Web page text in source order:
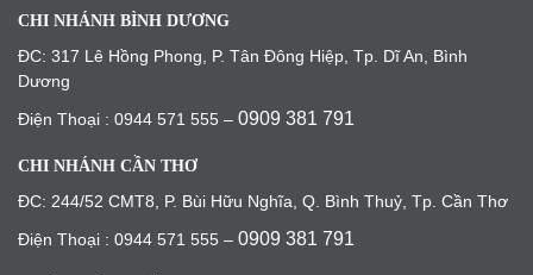
CHI NHÁNH BÌNH DƯƠNG
ĐC: 317 Lê Hồng Phong, P. Tân Đông Hiệp, Tp. Dĩ An, Bình
Dương
Điện Thoại : 0944 571 555 – 0909 381 791
CHI NHÁNH CẦN THƠ
ĐC: 244/52 CMT8, P. Bùi Hữu Nghĩa, Q. Bình Thuỷ, Tp. Cần Thơ
Điện Thoại : 0944 571 555 – 0909 381 791